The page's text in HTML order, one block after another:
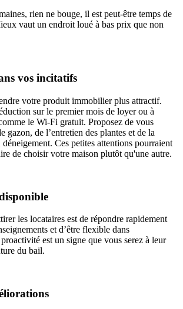
rien ne bouge, il est peut-être temps de
vaut un endroit loué à bas prix que non
vos incitatifs
votre produit immobilier plus attractif.
sur le premier mois de loyer ou à
le Wi-Fi gratuit. Proposez de vous
gazon, de l’entretien des plantes et de la
Ces petites attentions pourraient
de choisir votre maison plutôt qu'une autre.
les locataires est de répondre rapidement
et d’être flexible dans
est un signe que vous serez à leur
du bail.